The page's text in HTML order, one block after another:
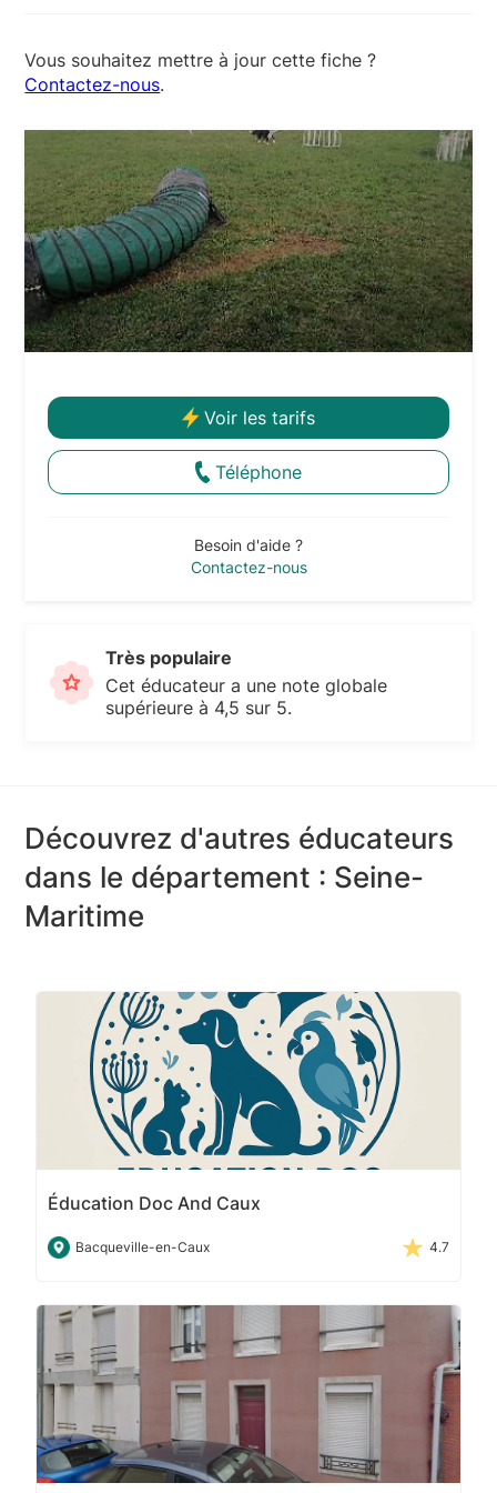
Vous souhaitez mettre à jour cette fiche ?
Contactez-nous.
Voir les tarifs
Téléphone
Besoin d'aide ?
Contactez-nous
Très populaire
Cet éducateur a une note globale
supérieure à 4,5 sur 5.
Découvrez d'autres éducateurs
dans le département : Seine-
Maritime
Éducation Doc And Caux
Bacqueville-en-Caux 4.7